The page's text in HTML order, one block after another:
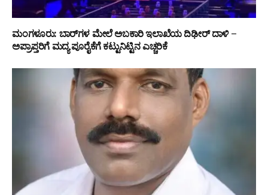
ಮಂಗಳೂರು: ಬಾರ್‌ಗಳ ಮೇಲೆ ಅಬಕಾರಿ ಇಲಾಖೆಯ ದಿಢೀರ್ ದಾಳಿ –
ಅಪ್ರಾಪ್ತರಿಗೆ ಮದ್ಯ ಪೂರೈಕೆಗೆ ಕಟ್ಟುನಿಟ್ಟಿನ ಎಚ್ಚರಿಕೆ